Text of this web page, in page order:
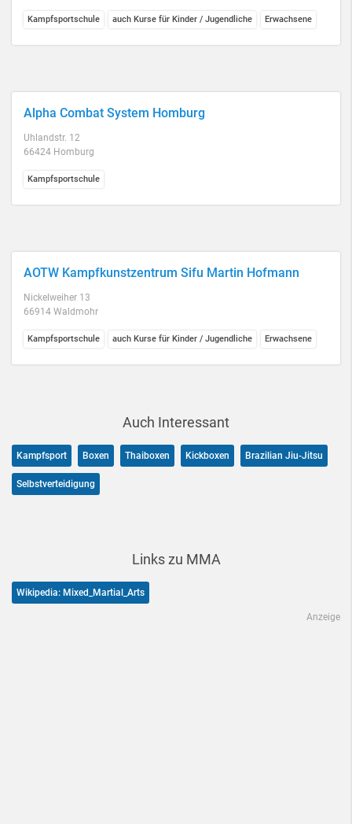
Kampfsportschule auch Kurse für Kinder / Jugendliche Erwachsene
Alpha Combat System Homburg
Uhlandstr. 12
66424 Homburg
Kampfsportschule
AOTW Kampfkunstzentrum Sifu Martin Hofmann
Nickelweiher 13
66914 Waldmohr
Kampfsportschule auch Kurse für Kinder / Jugendliche Erwachsene
Auch Interessant
Kampfsport Boxen Thaiboxen Kickboxen Brazilian Jiu-Jitsu
Selbstverteidigung
Links zu MMA
Wikipedia: Mixed_Martial_Arts
Anzeige